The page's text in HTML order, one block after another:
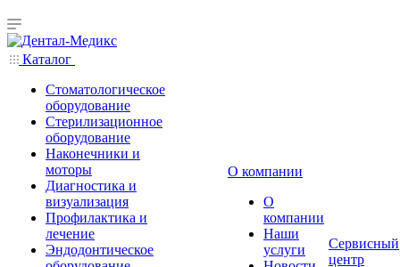
Каталог
Стоматологическое
оборудование
Стерилизационное
оборудование
Наконечники и
моторы
Диагностика и
визуализация
Профилактика и
лечение
Эндодонтическое
О компании
О
компании
Наши
услуги
Сервисный
центр